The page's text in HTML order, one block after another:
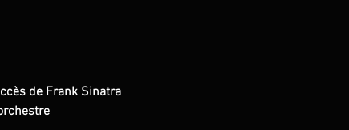
de Frank Sinatra